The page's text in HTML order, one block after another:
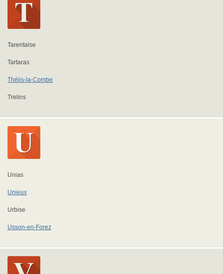
Tarentaise
Tartaras
Thélis-la-Combe
Trelins
Unias
Unieux
Urbise
Usson-en-Forez